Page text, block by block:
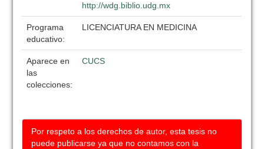
http://wdg.biblio.udg.mx
Programa
educativo:
LICENCIATURA EN MEDICINA
Aparece en
las
colecciones:
CUCS
Por respeto a los derechos de autor, esta tesis no
puede publicarse ya que no contamos con la